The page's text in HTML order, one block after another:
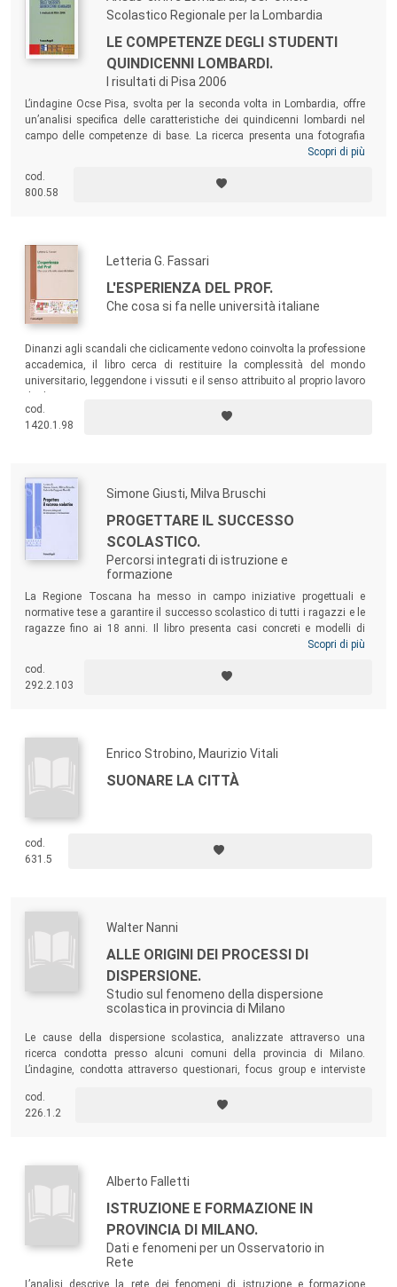
Scolastico Regionale per la Lombardia
LE COMPETENZE DEGLI STUDENTI
QUINDICENNI LOMBARDI.
I risultati di Pisa 2006
L’indagine Ocse Pisa, svolta per la seconda volta in Lombardia, offre
un’analisi specifica delle caratteristiche dei quindicenni lombardi nel
campo delle competenze di base. La ricerca presenta una fotografia
dettagliata dei risultati e delle loro relazioni con le caratteristiche
motivazione e l’interesse, e con i processi messi in atto dalle scuole
concernenti fra l’altro la presenza e l’uso delle risorse e il clima.
Scopri di più
cod.
800.58
Letteria G. Fassari
L'ESPERIENZA DEL PROF.
Che cosa si fa nelle università italiane
Dinanzi agli scandali che ciclicamente vedono coinvolta la professione
accademica, il libro cerca di restituire la complessità del mondo
universitario, leggendone i vissuti e il senso attribuito al proprio lavoro
cod.
1420.1.98
Simone Giusti, Milva Bruschi
PROGETTARE IL SUCCESSO
SCOLASTICO.
Percorsi integrati di istruzione e
formazione
La Regione Toscana ha messo in campo iniziative progettuali e
normative tese a garantire il successo scolastico di tutti i ragazzi e le
ragazze fino ai 18 anni. Il libro presenta casi concreti e modelli di
riferimento per attuare l’integrazione tra gli attori del sistema
orientamento, di formazione professionale e di istruzione che si
possono attuare soprattutto all’interno del sistema scolastico.
Scopri di più
cod.
292.2.103
Enrico Strobino, Maurizio Vitali
SUONARE LA CITTÀ
cod.
631.5
Walter Nanni
ALLE ORIGINI DEI PROCESSI DI
DISPERSIONE.
Studio sul fenomeno della dispersione
scolastica in provincia di Milano
Le cause della dispersione scolastica, analizzate attraverso una
ricerca condotta presso alcuni comuni della provincia di Milano.
L’indagine, condotta attraverso questionari, focus group e interviste
fenomeni di disaffezione e crisi del senso di appartenenza alla
dimensione scuola-classe e i casi di inadempienza scolastica.
cod.
226.1.2
Alberto Falletti
ISTRUZIONE E FORMAZIONE IN
PROVINCIA DI MILANO.
Dati e fenomeni per un Osservatorio in
Rete
L’analisi descrive la rete dei fenomeni di istruzione e formazione